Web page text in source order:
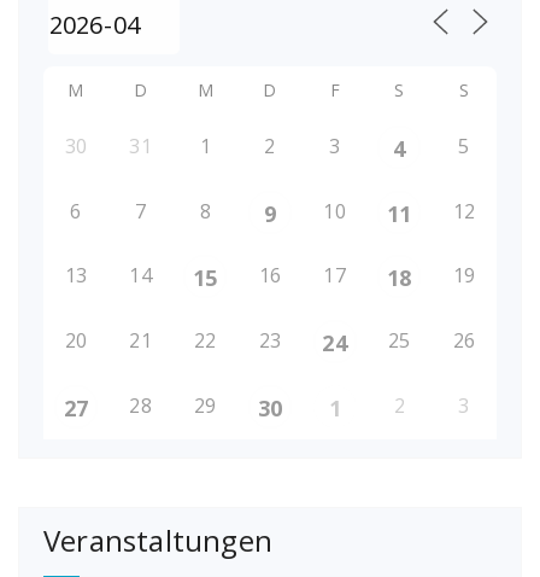
M D M D F S S
30 31 1 2 3 4 5
6 7 8 9 10 11 12
13 14 15 16 17 18 19
20 21 22 23 24 25 26
27 28 29 30 1 2 3
Veranstaltungen